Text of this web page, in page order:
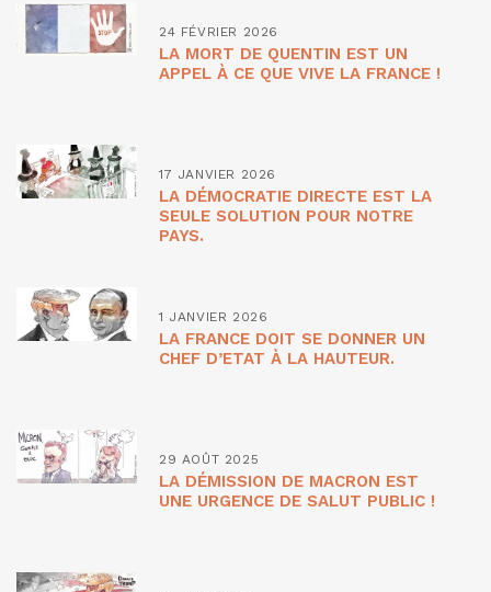
24 FÉVRIER 2026
LA MORT DE QUENTIN EST UN
APPEL À CE QUE VIVE LA FRANCE !
17 JANVIER 2026
LA DÉMOCRATIE DIRECTE EST LA
SEULE SOLUTION POUR NOTRE
PAYS.
1 JANVIER 2026
LA FRANCE DOIT SE DONNER UN
CHEF D’ETAT À LA HAUTEUR.
29 AOÛT 2025
LA DÉMISSION DE MACRON EST
UNE URGENCE DE SALUT PUBLIC !